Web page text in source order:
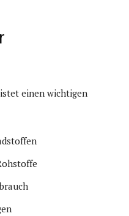
einen wichtigen